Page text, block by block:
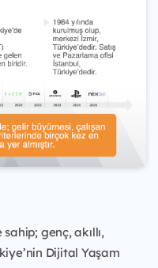
genç, akıllı,
Dijital Yaşam